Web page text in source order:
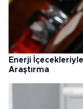
Enerji
Araştırma